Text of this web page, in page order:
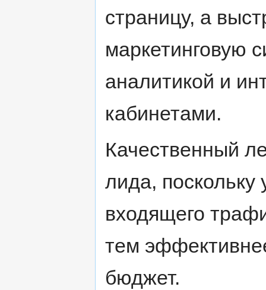
страницу, а
маркетинговую
аналитикой и
кабинетами.
Качественный
лида, поскольку
входящего
тем
бюджет.